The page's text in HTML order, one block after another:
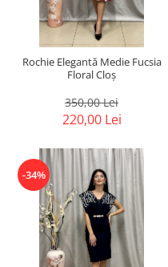
Rochie Elegantă Medie Fucsia
Floral Cloș
350,00 Lei
220,00 Lei
-34%